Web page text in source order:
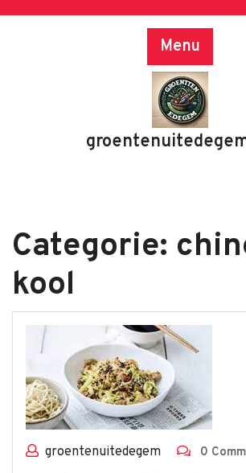
Menu
Categorie:
kool
groentenuitedegem 0